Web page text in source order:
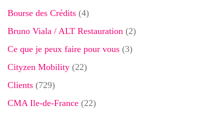
Bourse des Crédits (4)
Bruno Viala / ALT Restauration (2)
Ce que je peux faire pour vous (3)
Cityzen Mobility (22)
Clients (729)
CMA Ile-de-France (22)